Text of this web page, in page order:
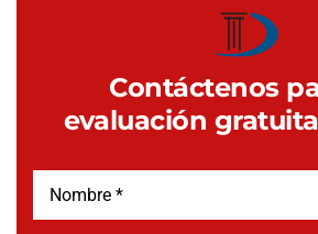
Contáctenos
evaluación